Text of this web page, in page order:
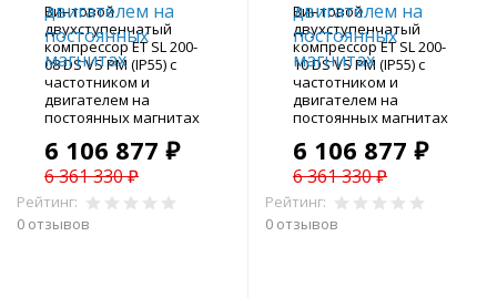
Винтовой
двухступенчатый
компрессор ET SL 200-
08 DS VS PM (IP55) с
частотником и
двигателем на
постоянных магнитах
6 106 877 ₽
6 361 330 ₽
Рейтинг:
0 отзывов
Винтовой
двухступенчатый
компрессор ET SL 200-
10 DS VS PM (IP55) с
частотником и
двигателем на
постоянных магнитах
6 106 877 ₽
6 361 330 ₽
Рейтинг:
0 отзывов